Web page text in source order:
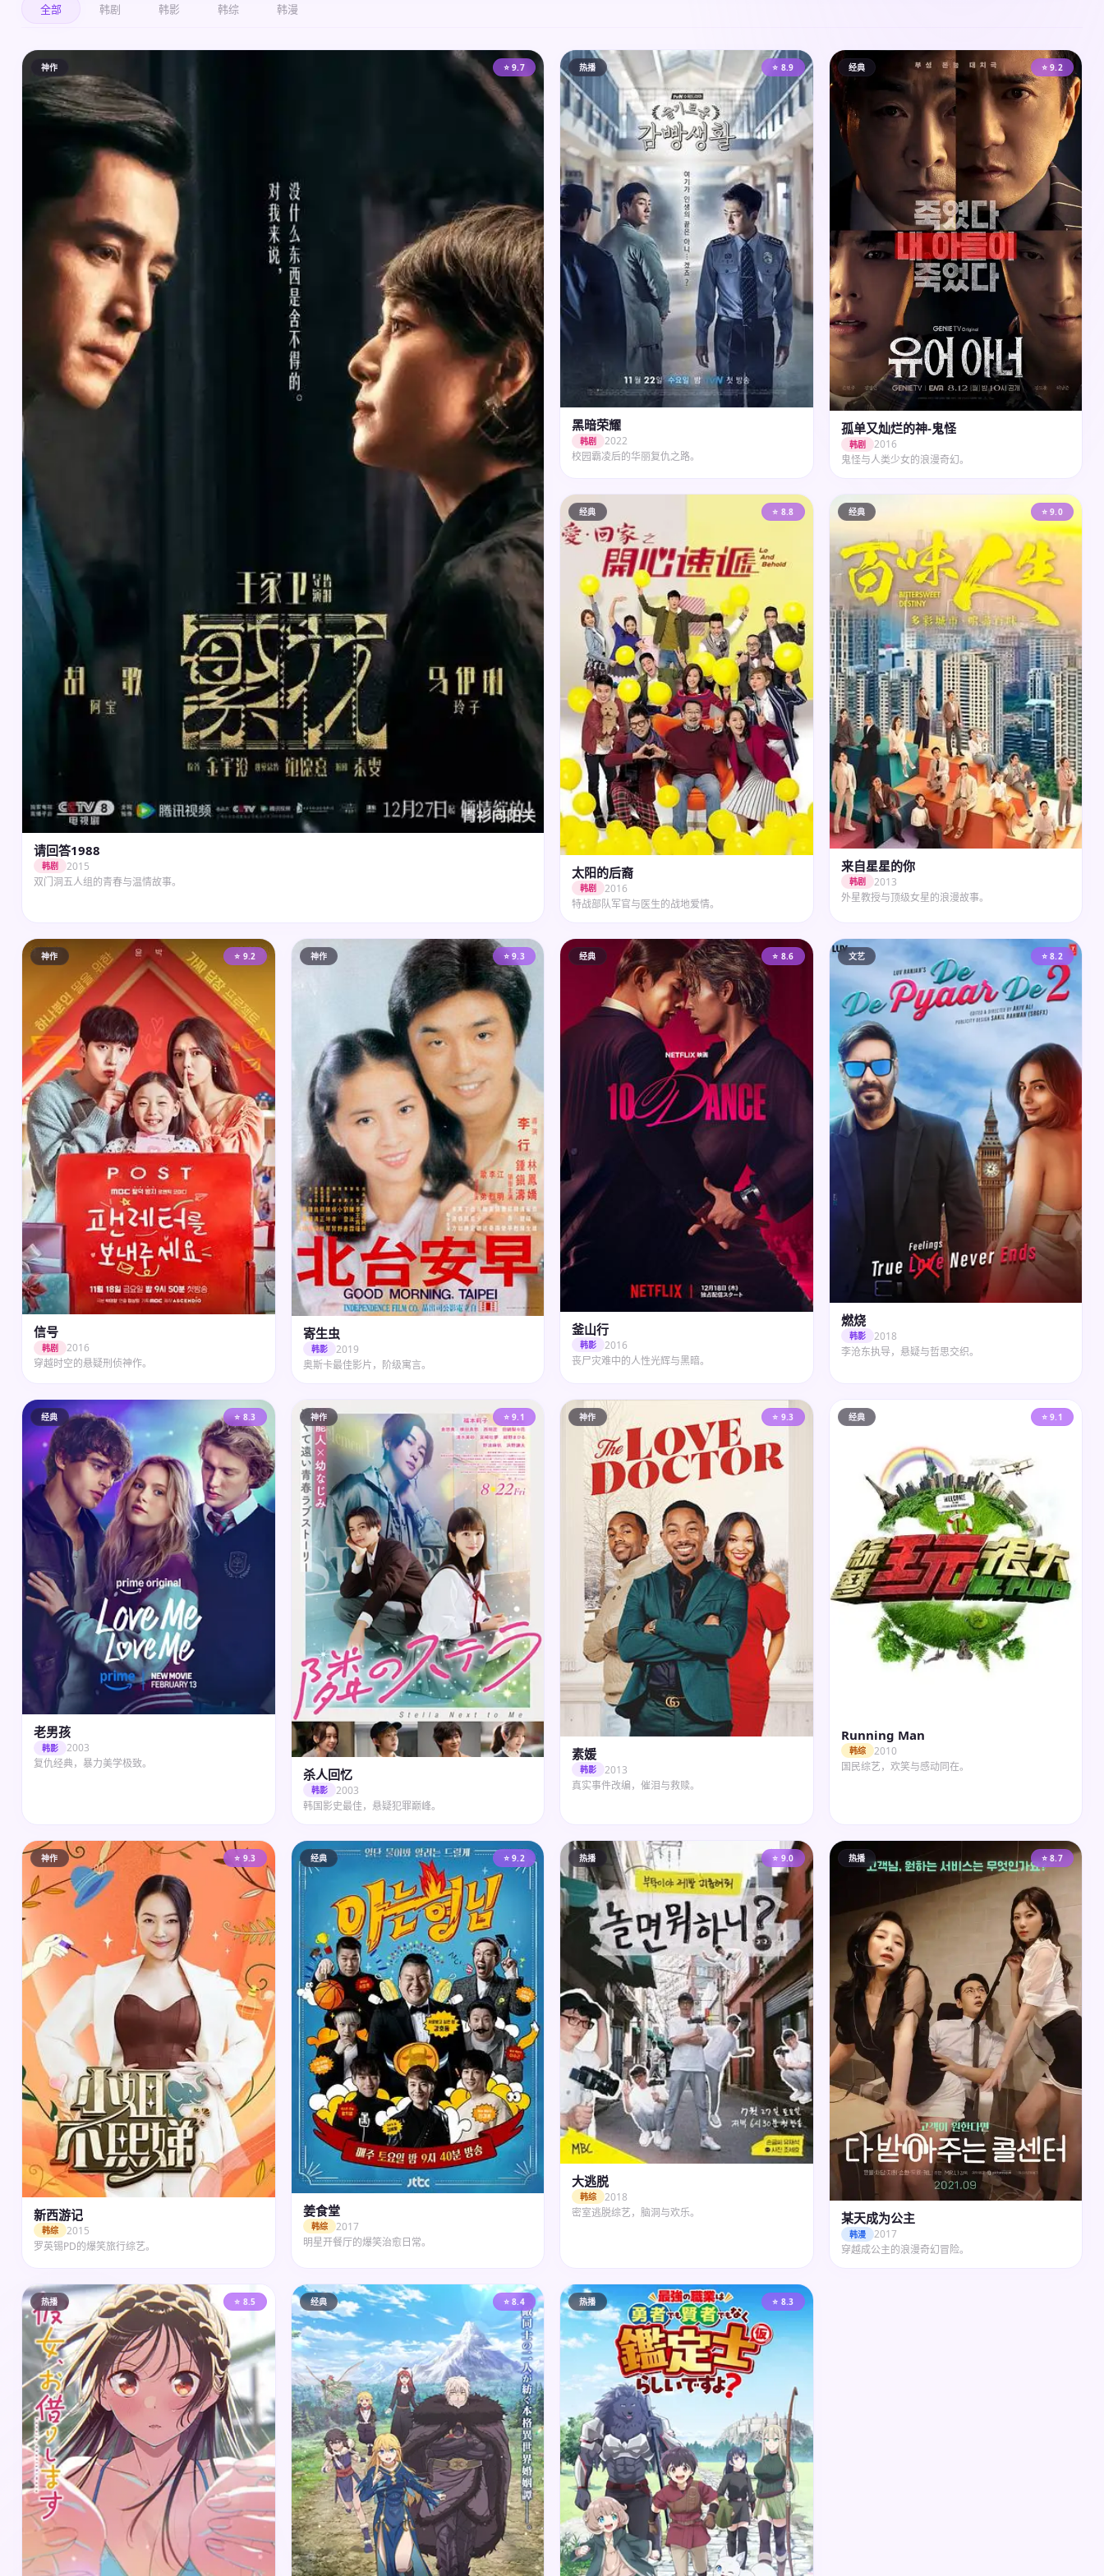
全部 韩剧 韩影 韩综 韩漫
神作 ⭐ 9.7
请回答1988
韩剧
2015
双门洞五人组的青春与温情故事。
热播 ⭐ 8.9
黑暗荣耀
韩剧
2022
校园霸凌后的华丽复仇之路。
经典 ⭐ 9.2
孤单又灿烂的神-鬼怪
韩剧
2016
鬼怪与人类少女的浪漫奇幻。
经典 ⭐ 8.8
太阳的后裔
韩剧
2016
特战部队军官与医生的战地爱情。
经典 ⭐ 9.0
来自星星的你
韩剧
2013
外星教授与顶级女星的浪漫故事。
神作 ⭐ 9.2
信号
韩剧
2016
穿越时空的悬疑刑侦神作。
神作 ⭐ 9.3
寄生虫
韩影
2019
奥斯卡最佳影片，阶级寓言。
经典 ⭐ 8.6
釜山行
韩影
2016
丧尸灾难中的人性光辉与黑暗。
文艺 ⭐ 8.2
燃烧
韩影
2018
李沧东执导，悬疑与哲思交织。
经典 ⭐ 8.3
老男孩
韩影
2003
复仇经典，暴力美学极致。
神作 ⭐ 9.1
杀人回忆
韩影
2003
韩国影史最佳，悬疑犯罪巅峰。
神作 ⭐ 9.3
素媛
韩影
2013
真实事件改编，催泪与救赎。
经典 ⭐ 9.1
Running Man
韩综
2010
国民综艺，欢笑与感动同在。
神作 ⭐ 9.3
新西游记
韩综
2015
罗英锡PD的爆笑旅行综艺。
经典 ⭐ 9.2
姜食堂
韩综
2017
明星开餐厅的爆笑治愈日常。
热播 ⭐ 9.0
大逃脱
韩综
2018
密室逃脱综艺，脑洞与欢乐。
热播 ⭐ 8.7
某天成为公主
韩漫
2017
穿越成公主的浪漫奇幻冒险。
热播 ⭐ 8.5 经典 ⭐ 8.4 热播 ⭐ 8.3